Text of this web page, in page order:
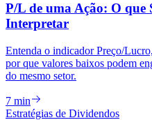
P/L de uma Ação: O que
Interpretar
Entenda o indicador Preço/
por que valores baixos podem
do mesmo setor.
7 min
Estratégias de Dividendos